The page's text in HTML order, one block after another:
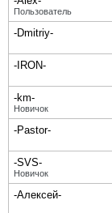
Пользователь
-Dmitriy-
-IRON-
-km-
Новичок
-Pastor-
-SVS-
Новичок
-Алексей-